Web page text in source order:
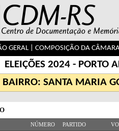
GERAL| COMPOSIÇÃO DA
ELEIÇÕES 2024 - PORTO
BAIRRO: SANTA MARIA
NÚMERO PARTIDO